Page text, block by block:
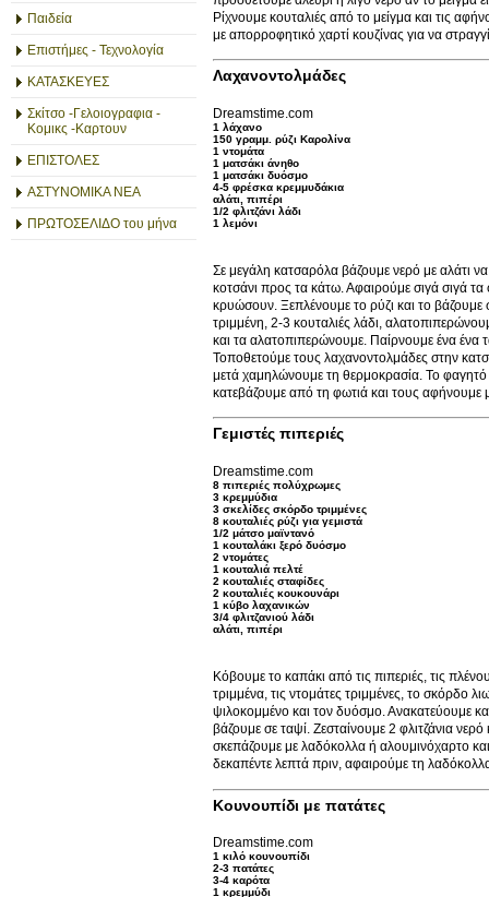
Παιδεία
Επιστήμες - Τεχνολογία
ΚΑΤΑΣΚΕΥΕΣ
Σκίτσο -Γελοιογραφια -
Κομικς -Καρτουν
ΕΠΙΣΤΟΛΕΣ
ΑΣΤΥΝΟΜΙΚΑ ΝΕΑ
ΠΡΩΤΟΣΕΛΙΔΟ του μήνα
Ρίχνουμε κουταλιές από το μείγμα και τις
με απορροφητικό χαρτί κουζίνας για να
Λαχανοντολμάδες
Dreamstime.com
1 λάχανο
150 γραμμ. ρύζι Καρολίνα
1 ντομάτα
1 ματσάκι άνηθο
1 ματσάκι δυόσμο
4-5 φρέσκα κρεμμυδάκια
αλάτι, πιπέρι
1/2 φλιτζάνι λάδι
1 λεμόνι
Σε μεγάλη κατσαρόλα βάζουμε νερό με αλάτι
κοτσάνι προς τα κάτω. Αφαιρούμε σιγά σιγά
κρυώσουν. Ξεπλένουμε το ρύζι και το
τριμμένη, 2-3 κουταλιές λάδι,
και τα αλατοπιπερώνουμε. Παίρνουμε ένα ένα
Τοποθετούμε τους λαχανοντολμάδες στην
μετά χαμηλώνουμε τη θερμοκρασία. Το φαγητό
κατεβάζουμε από τη φωτιά και τους αφήνουμε
Γεμιστές πιπεριές
Dreamstime.com
8 πιπεριές πολύχρωμες
3 κρεμμύδια
3 σκελίδες σκόρδο τριμμένες
8 κουταλιές ρύζι για γεμιστά
1/2 μάτσο μαϊντανό
1 κουταλάκι ξερό δυόσμο
2 ντομάτες
1 κουταλιά πελτέ
2 κουταλιές σταφίδες
2 κουταλιές κουκουνάρι
1 κύβο λαχανικών
3/4 φλιτζανιού λάδι
αλάτι, πιπέρι
Κόβουμε το καπάκι από τις πιπεριές, τις
τριμμένα, τις ντομάτες τριμμένες, το σκόρδο
ψιλοκομμένο και τον δυόσμο. Ανακατεύουμε
βάζουμε σε ταψί. Ζεσταίνουμε 2 φλιτζάνια
σκεπάζουμε με λαδόκολλα ή αλουμινόχαρτο
δεκαπέντε λεπτά πριν, αφαιρούμε τη
Κουνουπίδι με πατάτες
Dreamstime.com
1 κιλό κουνουπίδι
2-3 πατάτες
3-4 καρότα
1 κρεμμύδι